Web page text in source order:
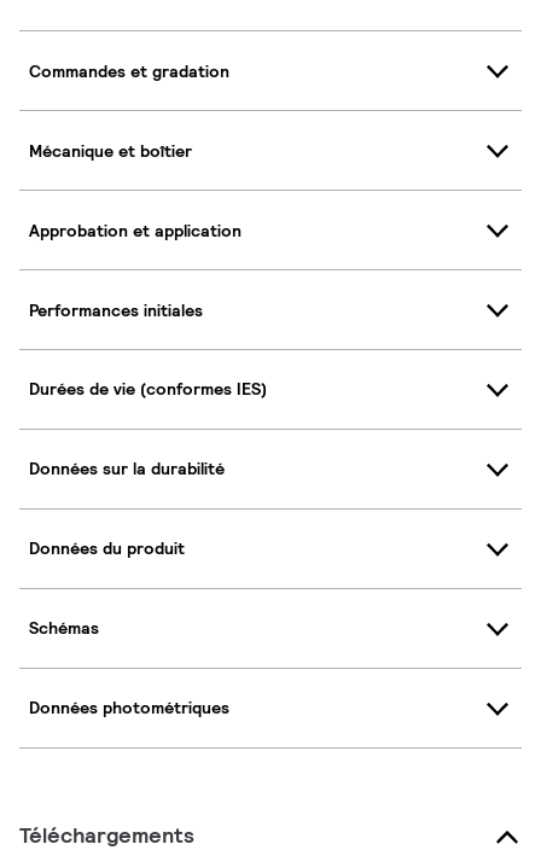
Commandes et gradation
Mécanique et boîtier
Approbation et application
Performances initiales
Durées de vie (conformes IES)
Données sur la durabilité
Données du produit
Schémas
Données photométriques
Téléchargements